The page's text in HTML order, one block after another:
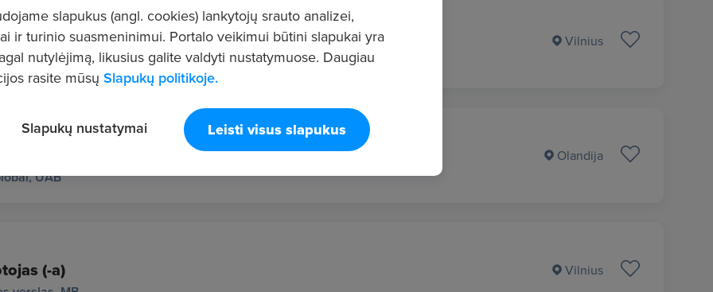
Džiazas
Vilnius
UAB
Olandija
(-a) Vilnius
slapukus (angl. cookies) lankytojų srauto analizei,
ir turinio suasmeninimui. Portalo veikimui būtini slapukai yra
nutylėjimą, likusius galite valdyti nustatymuose. Daugiau
rasite mūsų Slapukų politikoje.
Leisti visus slapukus
Slapukų nustatymai